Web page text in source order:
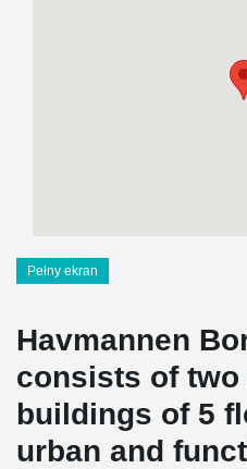
Pełny ekran
Havmannen
consists of two
buildings of 5
urban and